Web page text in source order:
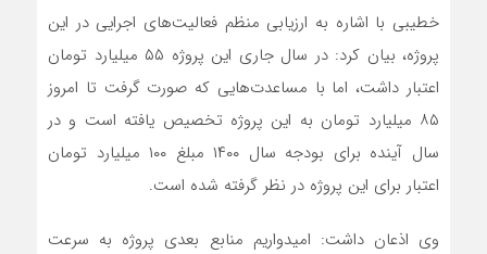
خطیبی با اشاره به ارزیابی منظم فعالیت‌های اجرایی در این
پروژه، بیان کرد: در سال جاری این پروژه ۵۵ میلیارد تومان
اعتبار داشت، اما با مساعدت‌هایی که صورت گرفت تا امروز
۸۵ میلیارد تومان به این پروژه تخصیص یافته است و در
سال آینده برای بودجه سال ۱۴۰۰ مبلغ ۱۰۰ میلیارد تومان
اعتبار برای این پروژه در نظر گرفته شده است.
وی اذعان داشت: امیدواریم منابع بعدی پروژه به سرعت